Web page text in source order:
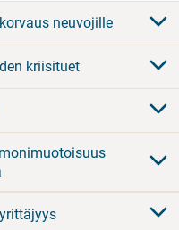
neuvojille
kriisituet